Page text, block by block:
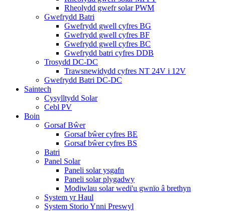
Rheolydd gwefr solar PWM
Gwefrydd Batri
Gwefrydd gwell cyfres BG
Gwefrydd gwell cyfres BF
Gwefrydd gwell cyfres BC
Gwefrydd batri cyfres DDB
Trosydd DC-DC
Trawsnewidydd cyfres NT 24V i 12V
Gwefrydd Batri DC-DC
Saintech
Cysylltydd Solar
Cebl PV
Boin
Gorsaf Bŵer
Gorsaf bŵer cyfres BE
Gorsaf bŵer cyfres BS
Batri
Panel Solar
Paneli solar ysgafn
Paneli solar plygadwy
Modiwlau solar wedi'u gwnïo â brethyn
System yr Haul
System Storio Ynni Preswyl